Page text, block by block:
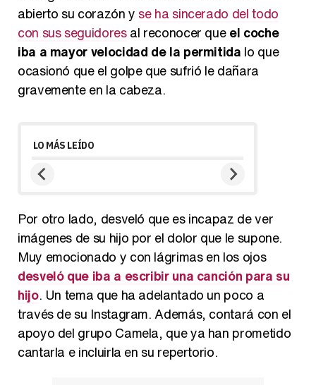
abierto su corazón y se ha sincerado del todo
con sus seguidoresal reconocer queel coche
iba a mayor velocidad de la permitida lo que
ocasionó que el golpe que sufrió le dañara
gravemente en la cabeza.
LO MÁS LEÍDO
Por otro lado, desveló que es incapaz de ver
imágenes de su hijo por el dolor que le supone.
Muy emocionado y con lágrimas en los ojos
desveló que iba a escribir una canción para su
hijo. Un tema que ha adelantado un poco a
través de su Instagram. Además, contará con el
apoyo del grupo Camela, que ya han prometido
cantarla e incluirla en su repertorio.